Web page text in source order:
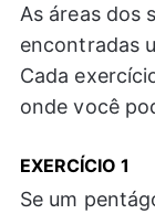
As áreas dos
encontradas
Cada
onde você
EXERCÍCIO 1
Se um